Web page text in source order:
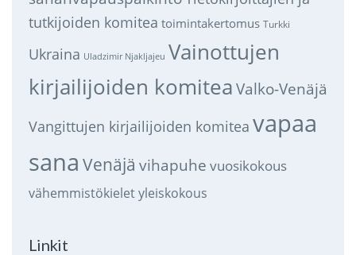
tutkijoiden komitea toimintakertomus Turkki
Ukraina Uladzimir Njakljajeu Vainottujen
kirjailijoiden komitea Valko-Venäjä
Vangittujen kirjailijoiden komitea vapaa
sana Venäjä vihapuhe vuosikokous
vähemmistökieletyleiskokous
Linkit